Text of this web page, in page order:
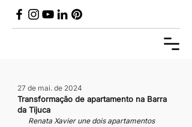
Transformação de apartamento na Barra
da Tijuca
27 de mai. de 2024
Renata Xavier une dois apartamentos